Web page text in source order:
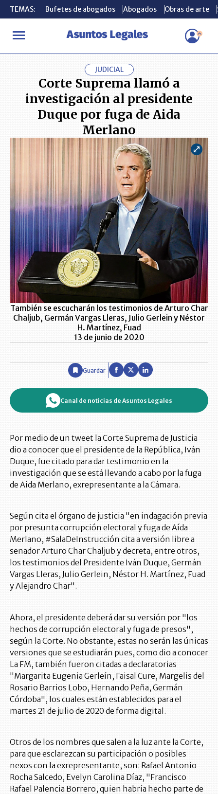
TEMAS: Bufetes de abogados Abogados Obras de arte
INICIO ACTUALIDAD Corte Suprema llamó a investigación al
TEMAS: Bufetes de abogados Abogados Obras de arte
JUDICIAL
Corte Suprema llamó a
investigación al presidente
Duque por fuga de Aida
Merlano
También se escucharán los testimonios de Arturo Char
Chaljub, Germán Vargas Lleras, Julio Gerlein y Néstor
H. Martínez, Fuad
13 de junio de 2020
Guardar
Canal de noticias de Asuntos Legales
Por medio de un tweet la Corte Suprema de Justicia
dio a conocer que el presidente de la República, Iván
Duque, fue citado para dar testimonio en la
investigación que se está llevando a cabo por la fuga
de Aida Merlano, exrepresentante a la Cámara.
Según cita el órgano de justicia "en indagación previa
por presunta corrupción electoral y fuga de Aída
Merlano, #SalaDeInstrucción cita a versión libre a
senador Arturo Char Chaljub y decreta, entre otros,
los testimonios del Presidente Iván Duque, Germán
Vargas Lleras, Julio Gerlein, Néstor H. Martínez, Fuad
y Alejandro Char".
Ahora, el presidente deberá dar su versión por "los
hechos de corrupción electoral y fuga de presos",
según la Corte. No obstante, estas no serán las únicas
versiones que se estudiarán pues, como dio a conocer
La FM, también fueron citadas a declaratorias
"Margarita Eugenia Gerleín, Faisal Cure, Margelis del
Rosario Barrios Lobo, Hernando Peña, Germán
Córdoba", los cuales están establecidos para el
martes 21 de julio de 2020 de forma digital.
Otros de los nombres que salen a la luz ante la Corte,
para que esclarezcan su participación o posibles
nexos con la exrepresentante, son: Rafael Antonio
Rocha Salcedo, Evelyn Carolina Díaz, "Francisco
Rafael Palencia Borrero, quien habría hecho parte de